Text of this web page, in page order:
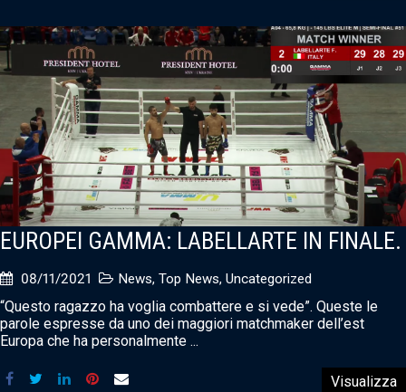
EUROPEI GAMMA: LABELLARTE IN FINALE.
08/11/2021 News, Top News, Uncategorized
“Questo ragazzo ha voglia combattere e si vede”. Queste le
parole espresse da uno dei maggiori matchmaker dell’est
Europa che ha personalmente ...
Visualizza